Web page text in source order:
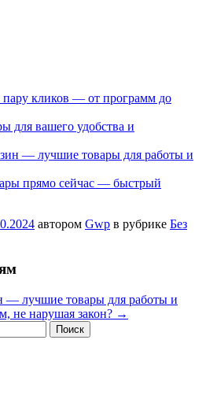
кликов — от программ до
для вашего удобства и
— лучшие товары для работы и
прямо сейчас — быстрый
автором Gwp в рубрике Без
— лучшие товары для работы и
не нарушая закон? →